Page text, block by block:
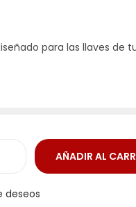
para las llaves de
AÑADIR AL
deseos